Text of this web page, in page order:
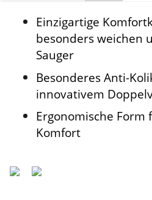
Einzigartige
besonders weichen
Sauger
Besonderes Anti-
innovativem
Ergonomische
Komfort